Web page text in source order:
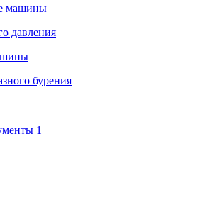
машины
давления
бурения
1